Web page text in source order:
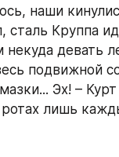
наши
сталь Круппа
девать
подвижной
Эх! –
ротах лишь